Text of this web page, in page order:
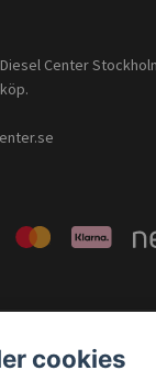
Center
cookies